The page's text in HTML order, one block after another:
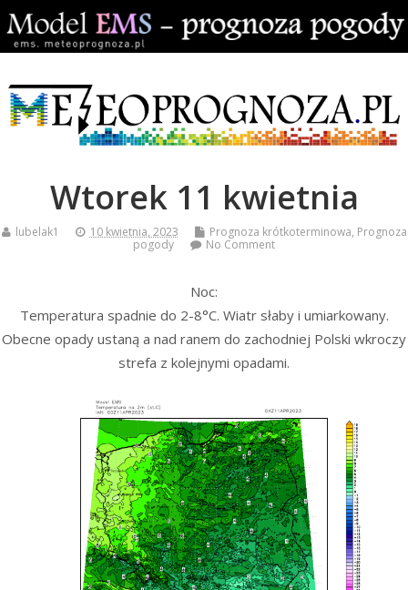
Wtorek 11 kwietnia
lubelak1 10 kwietnia, 2023 Prognoza krótkoterminowa, Prognoza
pogody
No Comment
Noc:
Temperatura spadnie do 2-8°C. Wiatr słaby i umiarkowany.
Obecne opady ustaną a nad ranem do zachodniej Polski wkroczy
strefa z kolejnymi opadami.